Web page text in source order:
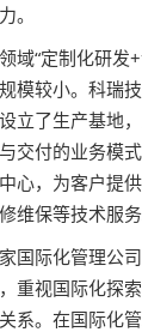
。
域“定制化研发
模较小。科瑞
立了生产基地
交付的业务模
心，为客户提
维保等技术服务
国际化管理公
重视国际化探
系。在国际化